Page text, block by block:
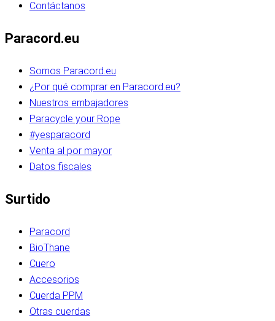
Contáctanos
Paracord.eu
Somos Paracord.eu
¿Por qué comprar en Paracord.eu?
Nuestros embajadores
Paracycle your Rope
#yesparacord
Venta al por mayor
Datos fiscales
Surtido
Paracord
BioThane
Cuero
Accesorios
Cuerda PPM
Otras cuerdas